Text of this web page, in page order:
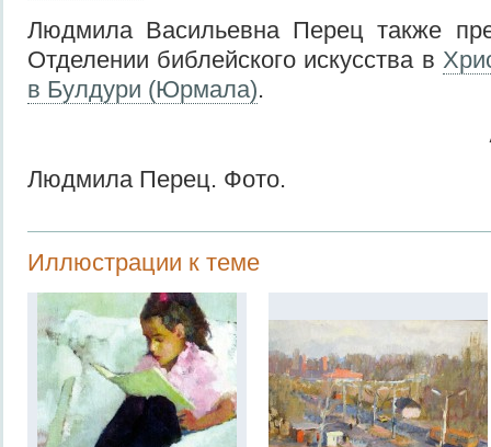
Людмила Васильевна Перец также
Отделении библейского искусства в
в Булдури (Юрмала).
Людмила Перец. Фото.
Иллюстрации к теме